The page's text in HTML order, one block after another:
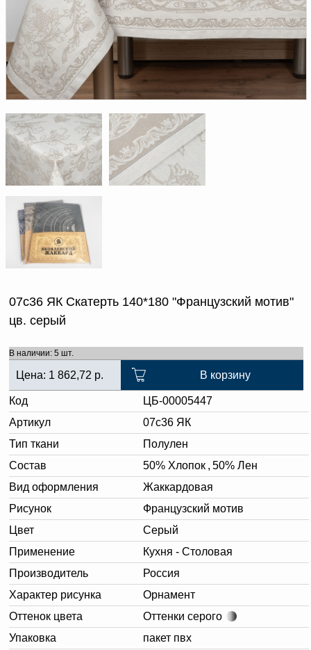
Как нас найти
Написать нам
Доверенность на
получение груза
Документы по работе с
персональными данными
Письмо руководителю
Вопросы и ответы
Новости | Статьи
07с36 ЯК Скатерть 140*180 "Французский мотив"
цв. серый
В наличии: 5 шт.
Цена: 1 862,72 р. В корзину
Код
ЦБ-00005447
Артикул
07с36 ЯК
Тип ткани
Полулен
Состав
50% Хлопок , 50% Лен
Вид оформления
Жаккардовая
Рисунок
Французский мотив
Цвет
Серый
Применение
Кухня - Столовая
Производитель
Россия
Характер рисунка
Орнамент
Оттенок цвета
Оттенки серого
Упаковка
пакет пвх